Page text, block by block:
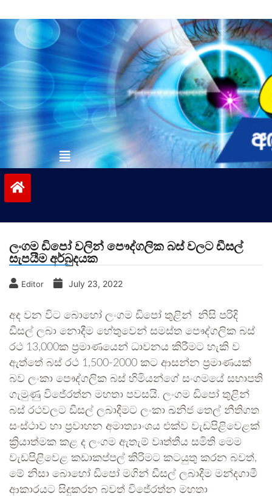
to
contentvinivida.lk
ලංගම ඩිපෝ වලින් පෞද්ගලික බස් වලට ඩීසල්
සැපයීම අර්බුදයක
Editor July 23, 2022
අද වන විට බොහෝ ලංගම ඩිපෝ තුළින් නිසි පරිදි
ඩීසල් ලබා නොදීම හේතුවෙන් සමස්ත පෞද්ගලික බස්
රථ 13,000ක ප්‍රමාණයෙන් ධාවනය කිරීමට හැකි ව
ඇත්තේ බස් රථ 1,500-2000 කට ආසන්න ප්‍රමාණයක්
බව ලංකා පෞද්ගලික බස් හිමියන්ගේ සංගමයේ සභාපති
ගැමුණු විජේරත්න මහතා පවසයි. ලංගම ඩිපෝ තුළින්
බස් රථවලට ඩීසල් ලබාදීමට ලංකා ඛනිජ තෙල් නීතිගත
සංස්ථාව හා ප්‍රවාහන අමාත්‍යාංශය එක්ව වැඩපිළිවෙළක්
ක්‍රියාත්මක කළ ද ලංගම ඇතැම් වෘත්තීය සමිති මෙම
වැඩපිළිවෙළ කඩාකප්පල් කිරිමට කටයුතු කරන බවත්,
මේ නිසා බොහෝ ඩිපෝ මගින් ඩීසල් ලබාදීම මන්දගාමී
ආකාරයට සිදුකරන බවත් විජේරත්න මහතා